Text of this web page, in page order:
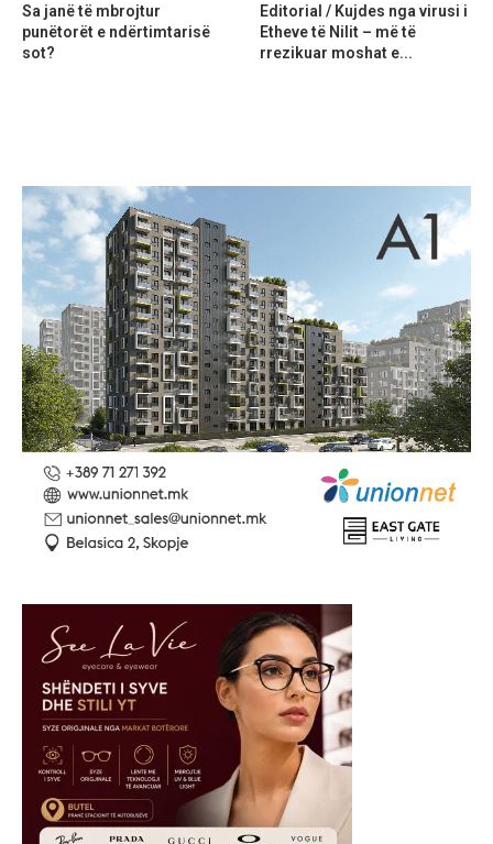
Sa janë të mbrojtur
punëtorët e ndërtimtarisë
sot?
Editorial / Kujdes nga virusi i
Etheve të Nilit – më të
rrezikuar moshat e...